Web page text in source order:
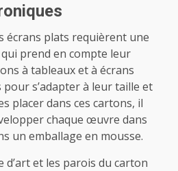
écrans plats requièrent une
prend en compte leur
à tableaux et à écrans
s’adapter à leur taille et
placer dans ces cartons, il
chaque œuvre dans
un emballage en mousse.
d’art et les parois du carton